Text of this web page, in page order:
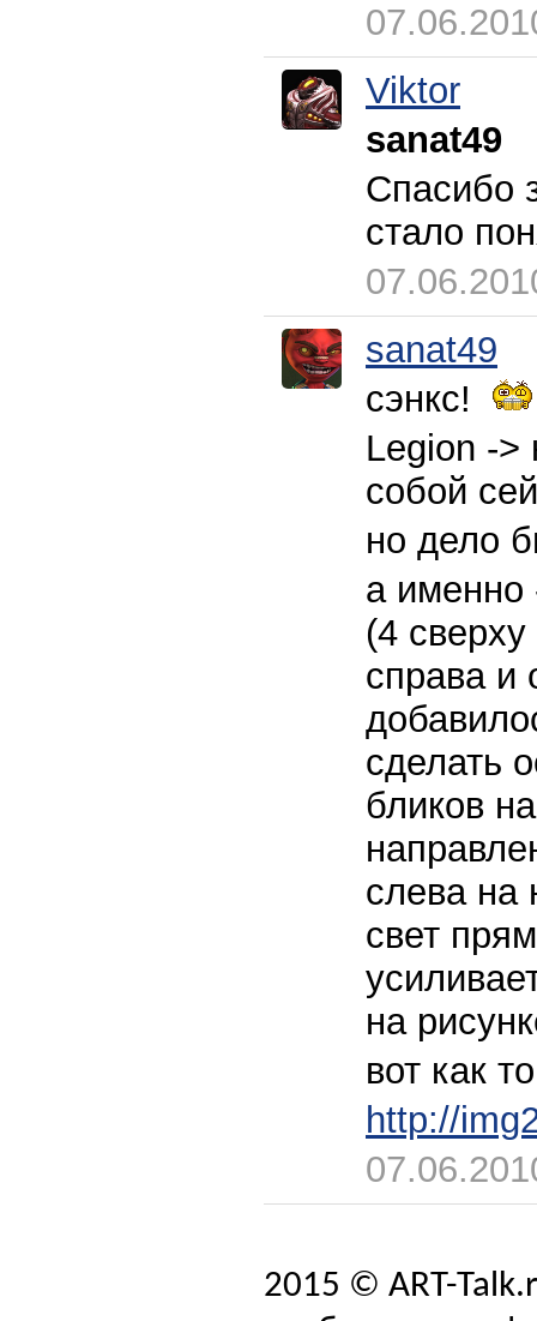
Viktor
sanat49
Спасибо
стало
sanat49
сэнкс!
Legion ->
собой
но дело
а именно
(4
справа и
сделать
бликов
слева на
свет
на
вот как
http://
2015 © ART-